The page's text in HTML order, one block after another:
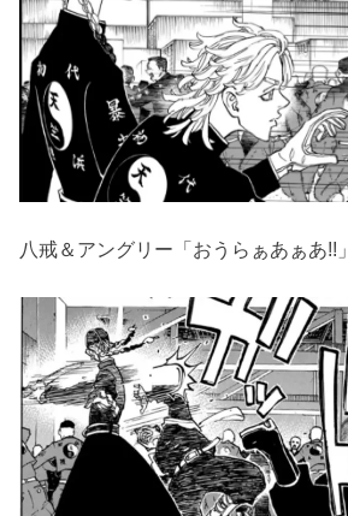
八戒＆アングリー「おうらぁあぁあ!!」